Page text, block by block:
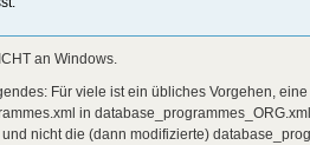
an Windows.
Für viele ist ein übliches Vorgehen,
in
nicht die (dann modifizierte)